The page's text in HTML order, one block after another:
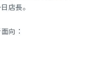
店長。
向：